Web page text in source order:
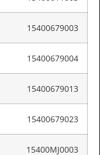
15400679003
15400679004
15400679013
15400679023
15400MJ0003